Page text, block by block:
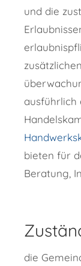
und die
ausführlich
bieten für
Beratung,
die